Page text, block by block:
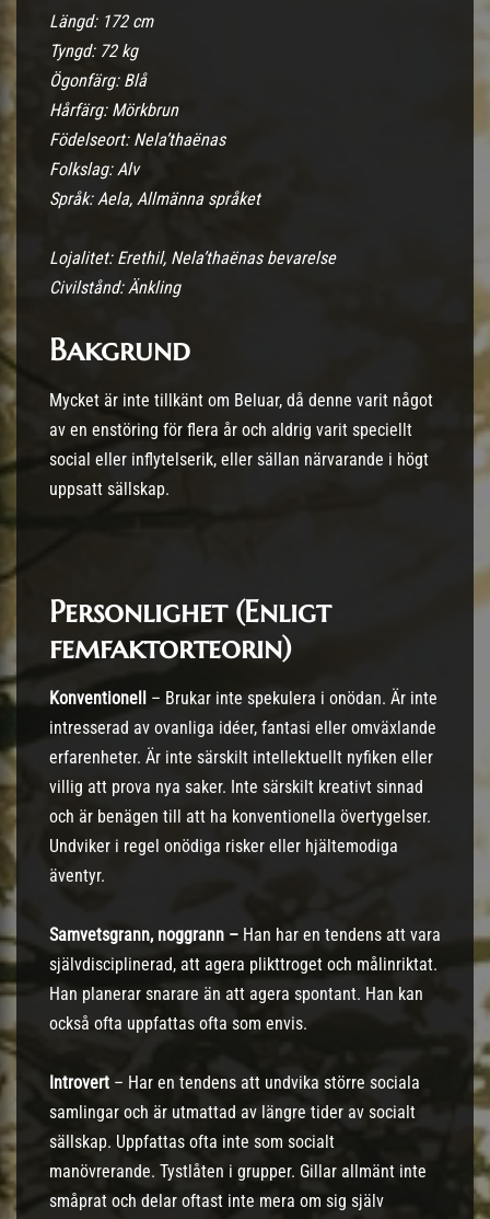
Längd: 172 cm
Tyngd: 72 kg
Ögonfärg: Blå
Hårfärg: Mörkbrun
Födelseort: Nela’thaënas
Folkslag: Alv
Språk: Aela, Allmänna språket
Lojalitet: Erethil, Nela’thaënas bevarelse
Civilstånd: Änkling
Bakgrund
Mycket är inte tillkänt om Beluar, då denne varit något
av en enstöring för flera år och aldrig varit speciellt
social eller inflytelserik, eller sällan närvarande i högt
uppsatt sällskap.
Personlighet (Enligt
femfaktorteorin)
Konventionell – Brukar inte spekulera i onödan. Är inte
intresserad av ovanliga idéer, fantasi eller omväxlande
erfarenheter. Är inte särskilt intellektuellt nyfiken eller
villig att prova nya saker. Inte särskilt kreativt sinnad
och är benägen till att ha konventionella övertygelser.
Undviker i regel onödiga risker eller hjältemodiga
äventyr.
Samvetsgrann, noggrann – Han har en tendens att vara
självdisciplinerad, att agera plikttroget och målinriktat.
Han planerar snarare än att agera spontant. Han kan
också ofta uppfattas ofta som envis.
Introvert – Har en tendens att undvika större sociala
samlingar och är utmattad av längre tider av socialt
sällskap. Uppfattas ofta inte som socialt
manövrerande. Tystlåten i grupper. Gillar allmänt inte
småprat och delar oftast inte mera om sig själv